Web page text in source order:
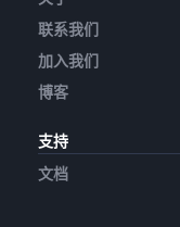
联系我们
加入我们
博客
支持
文档